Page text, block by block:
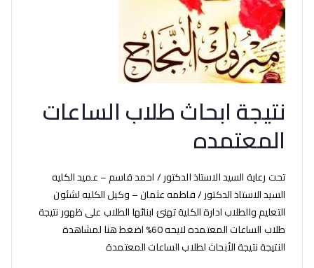
نتيجة ابحاث طلاب الساعات
المعتمده
تحت رعاية السيد الاستاذ الدكتور / احمد قاسم – عميد الكليه
السيد الاستاذ الدكتور / فاطمه عثمان – وكيل الكليه لشئون
التعليم والطلاب ادارة الكلية تهنئ ابنائها الطلاب على ظهور نتيجة
طلاب الساعات المعتمده لايحه 60% اضغط هنا لمشاهدة
النتيجة نتيجة الأبحاث لطلاب الساعات المعتمدة